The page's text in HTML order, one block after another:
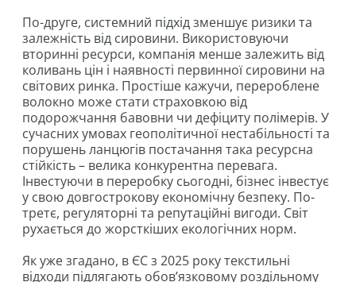
По-друге, системний підхід зменшує ризики та
залежність від сировини. Використовуючи
вторинні ресурси, компанія менше залежить від
коливань цін і наявності первинної сировини на
світових ринка. Простіше кажучи, перероблене
волокно може стати страховкою від
подорожчання бавовни чи дефіциту полімерів. У
сучасних умовах геополітичної нестабільності та
порушень ланцюгів постачання така ресурсна
стійкість – велика конкурентна перевага.
Інвестуючи в переробку сьогодні, бізнес інвестує
у свою довгострокову економічну безпеку. По-
третє, регуляторні та репутаційні вигоди. Світ
рухається до жорсткіших екологічних норм.
Як уже згадано, в ЄС з 2025 року текстильні
відходи підлягають обов’язковому роздільному